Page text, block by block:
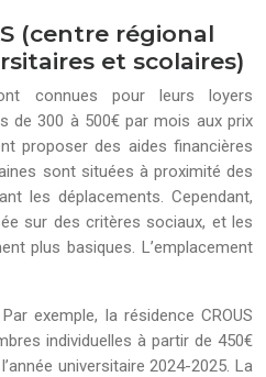
(centre régional
et scolaires)
connues pour leurs loyers
de 300 à 500€ par mois aux prix
proposer des aides financières
sont situées à proximité des
les déplacements. Cependant,
sur des critères sociaux, et les
plus basiques. L’emplacement
exemple, la résidence CROUS
individuelles à partir de 450€
universitaire 2024-2025. La